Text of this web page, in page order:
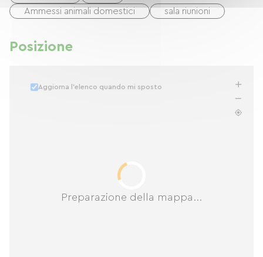
Ammessi animali domestici
sala riunioni
Posizione
Preparazione della mappa...
Aggiorna l'elenco quando mi sposto